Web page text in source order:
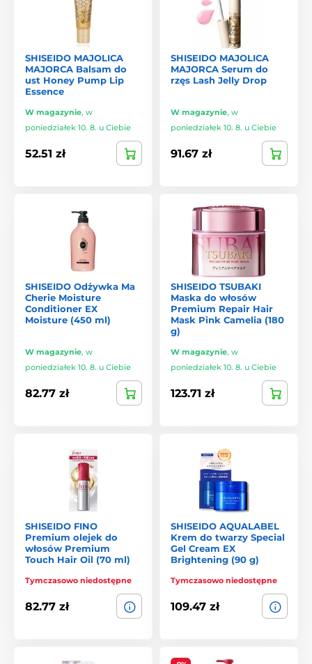
SHISEIDO MAJOLICA
MAJORCA Balsam do
ust Honey Pump Lip
Essence
W magazynie, w
poniedziałek 10. 8. u Ciebie
52.51 zł
SHISEIDO MAJOLICA
MAJORCA Serum do
rzęs Lash Jelly Drop
W magazynie, w
poniedziałek 10. 8. u Ciebie
91.67 zł
SHISEIDO Odżywka Ma
Cherie Moisture
Conditioner EX
Moisture (450 ml)
W magazynie, w
poniedziałek 10. 8. u Ciebie
82.77 zł
SHISEIDO TSUBAKI
Maska do włosów
Premium Repair Hair
Mask Pink Camelia (180
g)
W magazynie, w
poniedziałek 10. 8. u Ciebie
123.71 zł
SHISEIDO FINO
Premium olejek do
włosów Premium
Touch Hair Oil (70 ml)
Tymczasowo niedostępne
82.77 zł
SHISEIDO AQUALABEL
Krem do twarzy Special
Gel Cream EX
Brightening (90 g)
Tymczasowo niedostępne
109.47 zł